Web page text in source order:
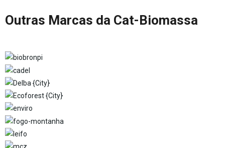
Outras Marcas da Cat-Biomassa